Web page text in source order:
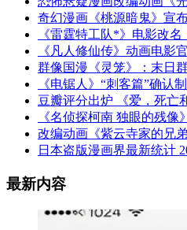
奇幻漫画《桃源暗鬼》宣
《雷霆特工队*》电影改
《凡人修仙传》动画电影
群像国漫《灵笼》：末日
《电锯人》“刺客篇”确认
豆瓣评分出炉 《爱，死亡
《名侦探柯南 独眼的残像
改编动画《紫云寺家的兄
日本盗版漫画界最新统计
最新内容